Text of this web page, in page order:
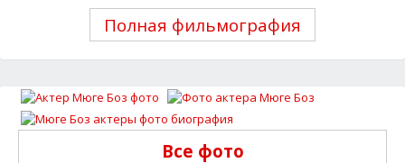
Полная фильмография
Все фото